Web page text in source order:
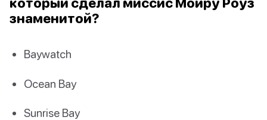
знаменитой?
Baywatch
Ocean Bay
Sunrise Bay